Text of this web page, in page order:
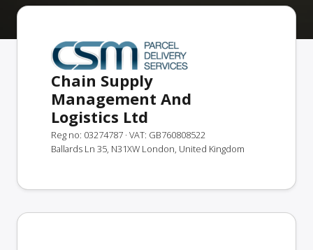
Chain Supply
Management And
Logistics Ltd
Reg no: 03274787 · VAT: GB760808522
Ballards Ln 35, N31XW London, United Kingdom